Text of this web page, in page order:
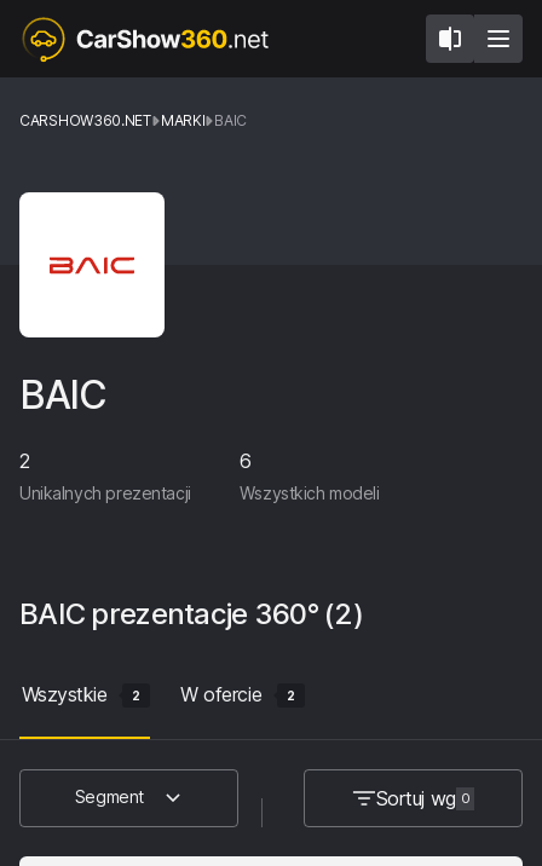
CARSHOW360.NET MARKI BAIC
BAIC
2
Unikalnych prezentacji
6
Wszystkich modeli
BAIC prezentacje 360° (2)
Wszystkie 2 W ofercie 2
Segment Sortuj wg 0